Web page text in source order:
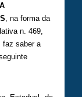
, na forma da
n. 469,
faz saber a